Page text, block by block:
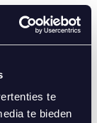
te
te bieden